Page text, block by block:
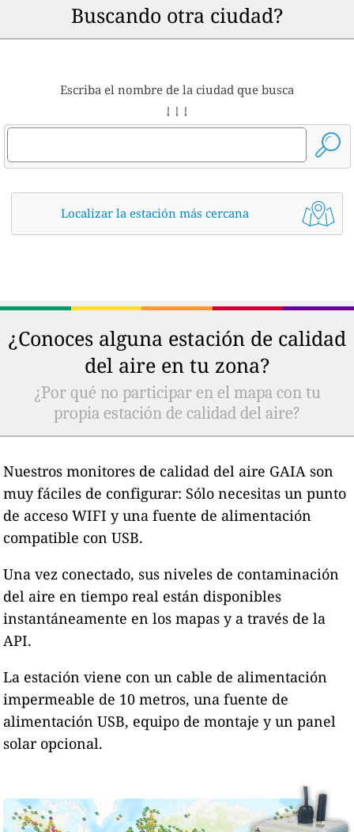
Buscando otra ciudad?
Escriba el nombre de la ciudad que busca
↓ ↓ ↓
Localizar la estación más cercana
¿Conoces alguna estación de calidad
del aire en tu zona?
¿Por qué no participar en el mapa con tu
propia estación de calidad del aire?
Nuestros monitores de calidad del aire GAIA son
muy fáciles de configurar: Sólo necesitas un punto
de acceso WIFI y una fuente de alimentación
compatible con USB.
Una vez conectado, sus niveles de contaminación
del aire en tiempo real están disponibles
instantáneamente en los mapas y a través de la
API.
La estación viene con un cable de alimentación
impermeable de 10 metros, una fuente de
alimentación USB, equipo de montaje y un panel
solar opcional.